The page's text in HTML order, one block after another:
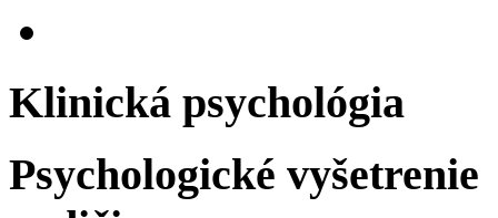
Klinická psychológia
Psychologické vyšetrenie